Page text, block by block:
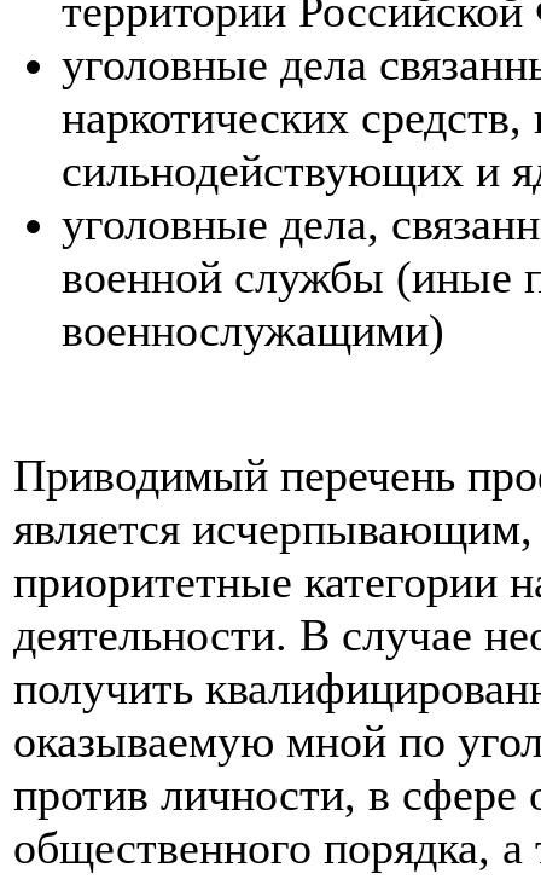
территории
уголовные дела
наркотических
сильнодействующих и
уголовные дела,
военной службы (иные
военнослужащими)
Приводимый перечень
является
приоритетные категории
деятельности. В случае
получить
оказываемую мной по
против личности, в сфере
общественного порядка,